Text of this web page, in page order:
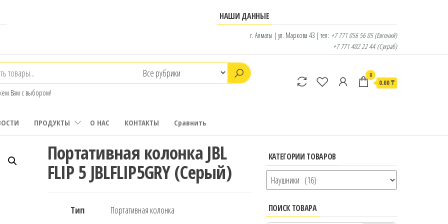
НАШИ ДАННЫЕ
г. Алматы | ул. Маркова 43 | тел: +7 771 056 56 05(Евгений)
+7 771 402 22 44(Сухраб)
Вам с выбором!
0
0.00 ₸
ПРОДУКТЫ О НАС КОНТАКТЫ Сравнить
Портативная колонка JBL
FLIP 5 JBLFLIP5GRY (Серый)
Тип
Портативная колонка
КАТЕГОРИИ ТОВАРОВ
ПОИСК ТОВАРА